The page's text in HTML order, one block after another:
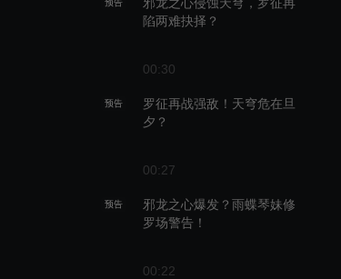
预告
陷两难抉择？
00:30
预告
罗征再战强敌！天穹危在旦
夕？
00:27
预告
邪龙之心爆发？雨蝶琴妹修
罗场警告！
00:22